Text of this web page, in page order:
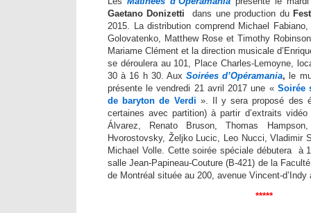
Gaetano Donizettidans une production du
2015. La distribution comprend Michael
Golovatenko, Matthew Rose et Timothy
Mariame Clément et la direction musicale
se déroulera au 101, Place Charles-Lemoyne,
30 à 16 h 30. AuxSoirées d’Opéramania, le
présente le vendredi 21 avril 2017 une « Soirée
de baryton de Verdi ». Il y sera proposé des
certaines avec partition) à partir d’extraits
Álvarez, Renato Bruson, Thomas
Hvorostovsky, Željko Lucic, Leo Nucci, Vladimir
Michael Volle. Cette soirée spéciale débutera à
salle Jean-Papineau-Couture (B-421) de la
de Montréal située au 200, avenue Vincent-d’Indy
*****